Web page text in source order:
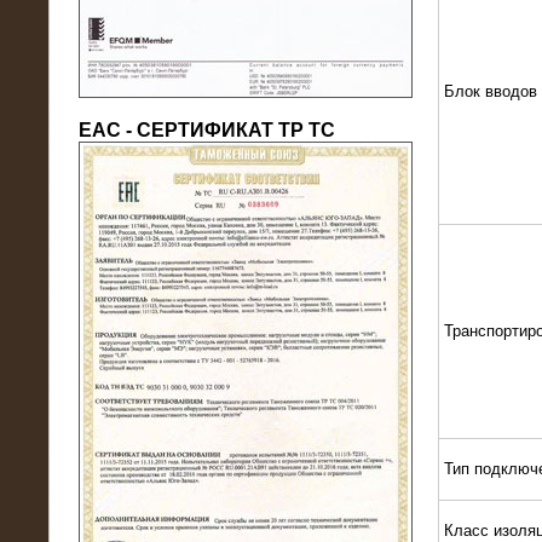
22.05.2016
Нагрузочный модуль в контейнере
10 МВт (0,4 кВ - напряжение)
ЕАС - СЕРТИФИКАТ ТР ТС
Блок вводов
Тип
Класс